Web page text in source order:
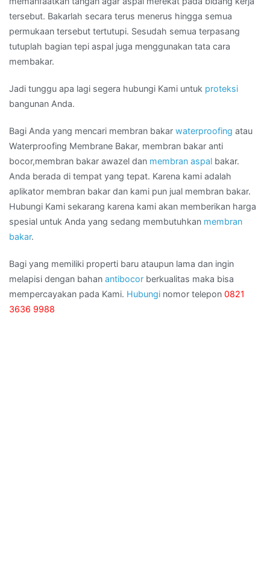
tersebut. Bakarlah secara terus menerus hingga semua
permukaan tersebut tertutupi. Sesudah semua terpasang
tutuplah bagian tepi aspal juga menggunakan tata cara
membakar.
Jadi tunggu apa lagi segera hubungi Kami untuk proteksi
bangunan Anda.
Bagi Anda yang mencari membran bakar waterproofing atau
Waterproofing Membrane Bakar, membran bakar anti
bocor,membran bakar awazel dan membran aspal bakar.
Anda berada di tempat yang tepat. Karena kami adalah
aplikator membran bakar dan kami pun jual membran bakar.
Hubungi Kami sekarang karena kami akan memberikan harga
spesial untuk Anda yang sedang membutuhkan membran
bakar.
Bagi yang memiliki properti baru ataupun lama dan ingin
melapisi dengan bahan antibocor berkualitas maka bisa
mempercayakan pada Kami. Hubungi nomor telepon 0821
3636 9988